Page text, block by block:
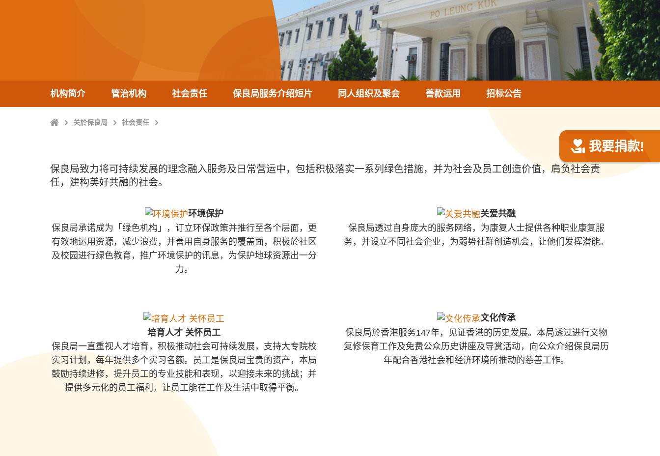
机构简介 管治机构 社会责任 保良局服务介绍短片 同人组织及聚会 善款运用 招标公告
Home关於保良局 社会责任
我要捐款!
保良局致力将可持续发展的理念融入服务及日常营运中，包括积极落实一系列绿色措施，并为社会及员工创造价值，肩负社会责
任，建构美好共融的社会。
环境保护
保良局承诺成为「绿色机构」，订立环保政策并推行至各个层面，更
有效地运用资源，减少浪费，并善用自身服务的覆盖面，积极於社区
及校园进行绿色教育，推广环境保护的讯息，为保护地球资源出一分
力。
关爱共融
保良局透过自身庞大的服务网络，为康复人士提供各种职业康复服
务，并设立不同社会企业，为弱势社群创造机会，让他们发挥潜能。
培育人才 关怀员工
保良局一直重视人才培育，积极推动社会可持续发展，支持大专院校
实习计划，每年提供多个实习名额。员工是保良局宝贵的资产，本局
鼓励持续进修，提升员工的专业技能和表现，以迎接未来的挑战；并
提供多元化的员工福利，让员工能在工作及生活中取得平衡。
文化传承
保良局於香港服务147年，见证香港的历史发展。本局透过进行文物
复修保育工作及免费公众历史讲座及导赏活动，向公众介绍保良局历
年配合香港社会和经济环境所推动的慈善工作。